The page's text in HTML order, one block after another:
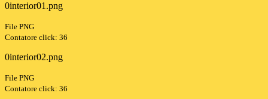
0interior01.png
File PNG
Contatore click: 36
0interior02.png
File PNG
Contatore click: 36